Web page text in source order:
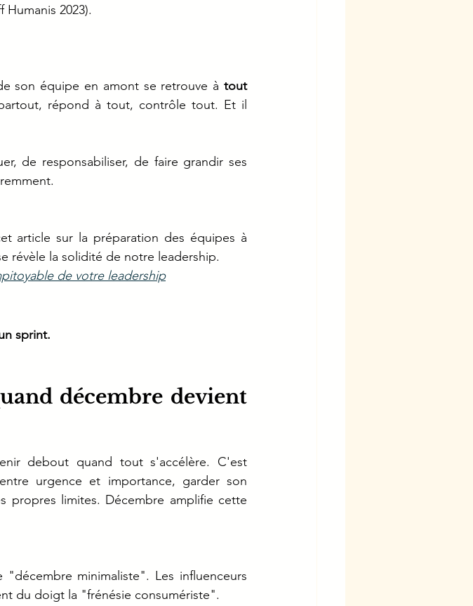
Humanis 2023).
son équipe en amont se retrouve à tout
répond à tout, contrôle tout. Et il
de responsabiliser, de faire grandir ses
article sur la préparation des équipes à
révèle la solidité de notre leadership.
de votre leadership
sprint.
décembre devient
debout quand tout s'accélère. C'est
urgence et importance, garder son
propres limites. Décembre amplifie cette
minimaliste". Les influenceurs
du doigt la "frénésie consumériste".